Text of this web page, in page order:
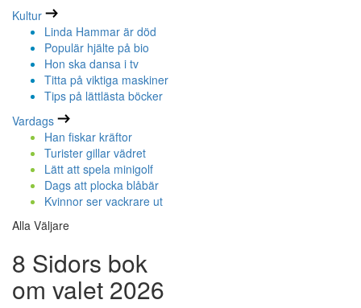
Kultur
Linda Hammar är död
Populär hjälte på bio
Hon ska dansa i tv
Titta på viktiga maskiner
Tips på lättlästa böcker
Vardags
Han fiskar kräftor
Turister gillar vädret
Lätt att spela minigolf
Dags att plocka blåbär
Kvinnor ser vackrare ut
Alla Väljare
8 Sidors bok
om valet 2026